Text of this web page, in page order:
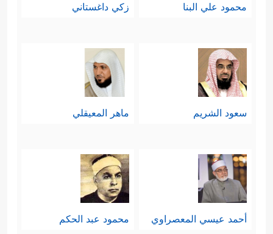
محمود علي البنا زكي داغستاني
سعود الشريم ماهر المعيقلي
أحمد عيسي المعصراوي محمود عبد الحكم